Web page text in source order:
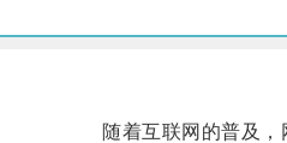
随着互联网的普及，网